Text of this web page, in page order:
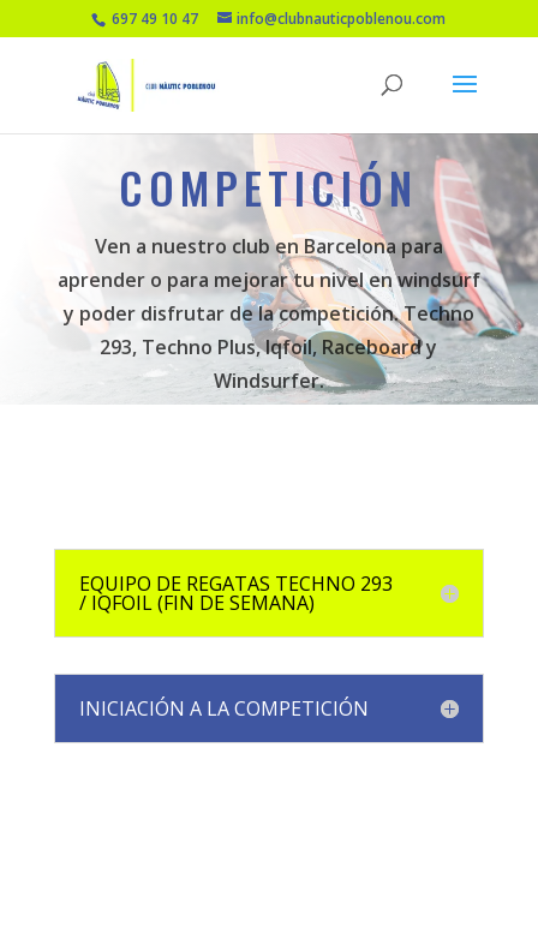
697 49 10 47 info@clubnauticpoblenou.com
COMPETICIÓN
Ven a nuestro club en Barcelona para
aprender o para mejorar tu nivel en windsurf
y poder disfrutar de la competición. Techno
293, Techno Plus, Iqfoil, Raceboard y
Windsurfer.
EQUIPO DE REGATAS TECHNO 293
/ IQFOIL (FIN DE SEMANA)
INICIACIÓN A LA COMPETICIÓN